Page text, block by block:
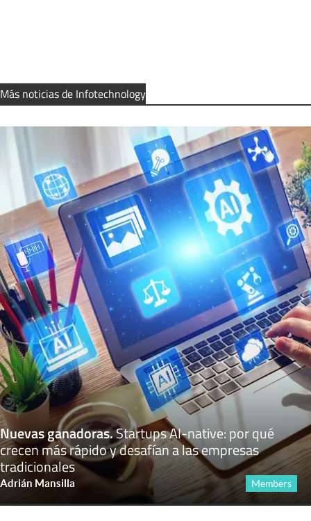
Más noticias de Infotechnology
Nuevas ganadoras.Startups AI-native: por qué
crecen más rápido y desafían a las empresas
tradicionales
Adrián Mansilla Members